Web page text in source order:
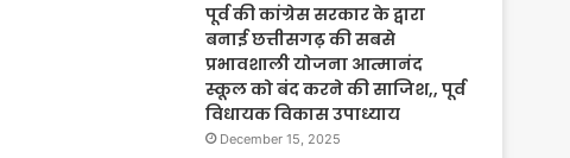
पूर्व की कांग्रेस सरकार के द्वारा
बनाई छत्तीसगढ़ की सबसे
प्रभावशाली योजना आत्मानंद
स्कूल को बंद करने की साजिश,, पूर्व
विधायक विकास उपाध्याय
December 15, 2025